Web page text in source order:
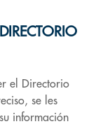
el Directorio
se les
información